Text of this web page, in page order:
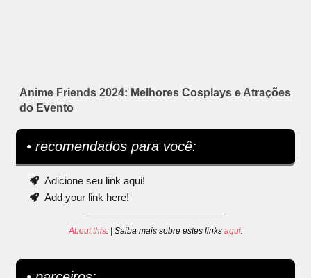
Anime Friends 2024: Melhores Cosplays e Atrações
do Evento
• recomendados para você:
Adicione seu link aqui!
Add your link here!
About this. | Saiba mais sobre estes links aqui.